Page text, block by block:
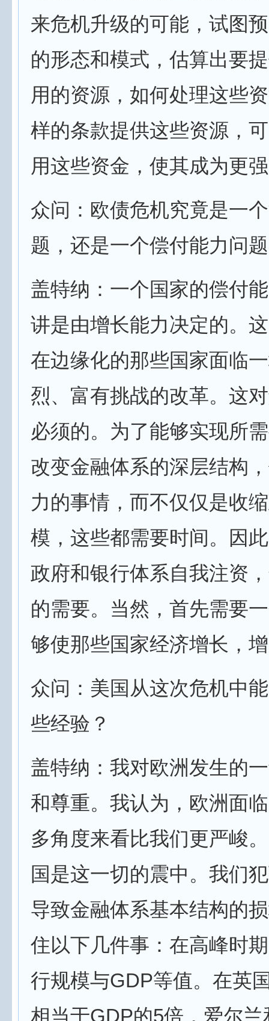
来危机升级的可能，试图
的形态和模式，估算出要
用的资源，如何处理这些
样的条款提供这些资源，
用这些资金，使其成为更
众问：欧债危机究竟是一
题，还是一个偿付能力问
盖特纳：一个国家的偿付
讲是由增长能力决定的。
在边缘化的那些国家面临
烈、富有挑战的改革。这
必须的。为了能够实现所
改变金融体系的深层结构
力的事情，而不仅仅是收
模，这些都需要时间。因
政府和银行体系自我注资
的需要。当然，首先需要
够使那些国家经济增长，
众问：美国从这次危机中
些经验？
盖特纳：我对欧洲发生的
和尊重。我认为，欧洲面
多角度来看比我们更严峻
国是这一切的震中。我们
导致金融体系基本结构的
住以下几件事：在高峰时
行规模与GDP等值。在英
相当于GDP的5倍，爱尔